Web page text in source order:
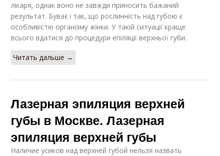
лікаря, однак воно не завжди приносить бажаний
результат. Буває і так, що рослинність над губою є
особливістю організму жінки. У такій ситуації краще
всього вдатися до процедури епіляції верхньої губи.
Читать дальше →
Лазерная эпиляция верхней
губы в Москве. Лазерная
эпиляция верхней губы
Наличие усиков над верхней губой нельзя назвать